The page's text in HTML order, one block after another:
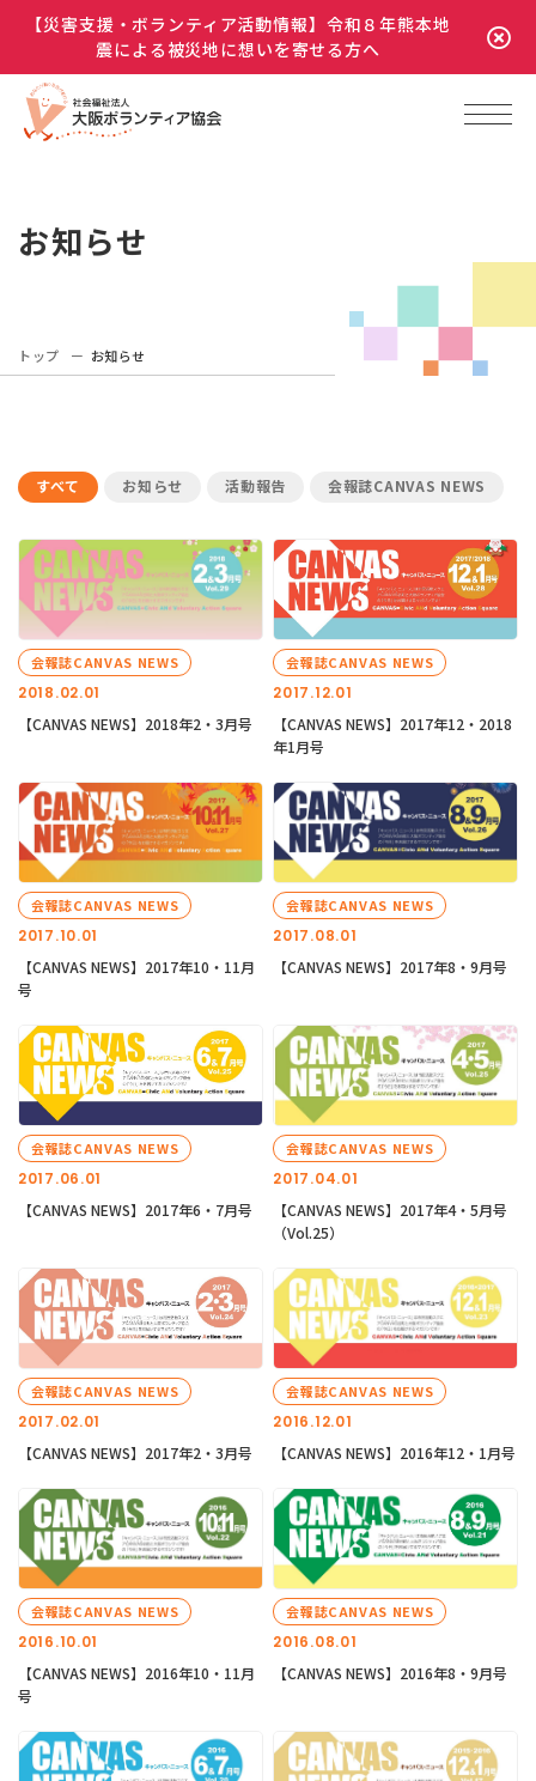
【災害支援・ボランティア活動情報】令和８年熊本地
震による被災地に想いを寄せる方へ
お知らせ
トップ お知らせ
すべて お知らせ 活動報告 会報誌CANVAS NEWS
2018.02.01
会報誌CANVAS NEWS
【CANVAS NEWS】2018年2・3月号
2017.12.01
会報誌CANVAS NEWS
【CANVAS NEWS】2017年12・2018
年1月号
2017.10.01
会報誌CANVAS NEWS
【CANVAS NEWS】2017年10・11月
号
2017.08.01
会報誌CANVAS NEWS
【CANVAS NEWS】2017年8・9月号
2017.06.01
会報誌CANVAS NEWS
【CANVAS NEWS】2017年6・7月号
2017.04.01
会報誌CANVAS NEWS
【CANVAS NEWS】2017年4・5月号
（Vol.25）
2017.02.01
会報誌CANVAS NEWS
【CANVAS NEWS】2017年2・3月号
2016.12.01
会報誌CANVAS NEWS
【CANVAS NEWS】2016年12・1月号
2016.10.01
会報誌CANVAS NEWS
【CANVAS NEWS】2016年10・11月
号
2016.08.01
会報誌CANVAS NEWS
【CANVAS NEWS】2016年8・9月号